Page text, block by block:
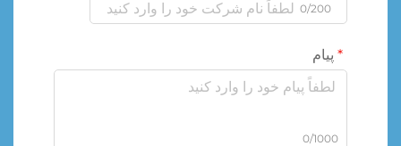
0/200
پیام
0/1000